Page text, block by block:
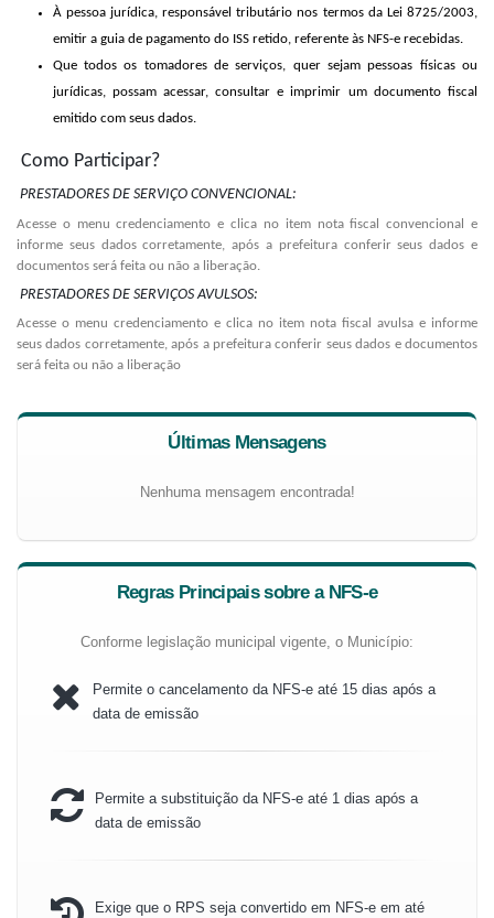
À pessoa jurídica, responsável tributário nos termos da Lei 8725/2003,
emitir a guia de pagamento do ISS retido, referente às NFS-e recebidas.
Que todos os tomadores de serviços, quer sejam pessoas físicas ou
jurídicas, possam acessar, consultar e imprimir um documento fiscal
emitido com seus dados.
Como Participar?
PRESTADORES DE SERVIÇO CONVENCIONAL:
Acesse o menu credenciamento e clica no item nota fiscal convencional e
informe seus dados corretamente, após a prefeitura conferir seus dados e
documentos será feita ou não a liberação.
PRESTADORES DE SERVIÇOS AVULSOS:
Acesse o menu credenciamento e clica no item nota fiscal avulsa e informe
seus dados corretamente, após a prefeitura conferir seus dados e documentos
será feita ou não a liberação
Últimas Mensagens
Nenhuma mensagem encontrada!
Regras Principais sobre a NFS-e
Conforme legislação municipal vigente, o Município:
Permite o cancelamento da NFS-e até 15 dias após a
data de emissão
Permite a substituição da NFS-e até 1 dias após a
data de emissão
Exige que o RPS seja convertido em NFS-e em até